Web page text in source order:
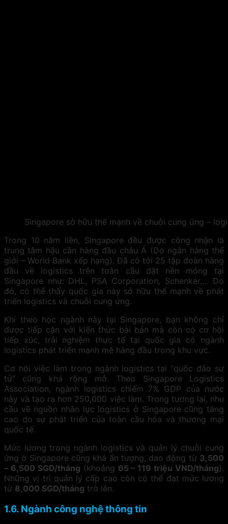
Singapore sở hữu thế mạnh về chuỗi cung ứng –
Trong 10 năm liền, Singapore đều được công nhận là
trung tâm hậu cần hàng đầu châu Á (Do ngân hàng thế
giới – World Bank xếp hạng). Đã có tới 25 tập đoàn hàng
đầu về logistics trên toàn cầu đặt nền móng tại
Singapore như: DHL, PSA Corporation, Schenker,… Do
đó, có thể thấy quốc gia này sở hữu thế mạnh về phát
triển logistics và chuỗi cung ứng.
Khi theo học ngành này tại Singapore, bạn không chỉ
được tiếp cận với kiến thức bài bản mà còn có cơ hội
tiếp xúc, trải nghiệm thực tế tại quốc gia có ngành
logistics phát triển mạnh mẽ hàng đầu trong khu vực.
Cơ hội việc làm trong ngành logistics tại “quốc đảo sư
tử” cũng khá rộng mở. Theo Singapore Logistics
Association, ngành logistics chiếm 7% GDP của nước
này và tạo ra hơn 250,000 việc làm. Trong tương lai, nhu
cầu về nguồn nhân lực logistics ở Singapore cũng tăng
cao do sự phát triển của toàn cầu hóa và thương mại
quốc tế.
Mức lương trong ngành logistics và quản lý chuỗi cung
ứng ở Singapore cũng khá ấn tượng, dao động từ 3,500
– 6,500 SGD/tháng (khoảng 65 – 119 triệu VND/tháng).
Những vị trí quản lý cấp cao còn có thể đạt mức lương
từ 8,000 SGD/tháng trở lên.
1.6. Ngành công nghệ thông tin